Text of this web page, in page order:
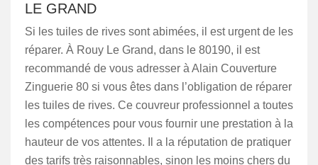
LE GRAND
Si les tuiles de rives sont abimées, il est urgent de les
réparer. À Rouy Le Grand, dans le 80190, il est
recommandé de vous adresser à Alain Couverture
Zinguerie 80 si vous êtes dans l’obligation de réparer
les tuiles de rives. Ce couvreur professionnel a toutes
les compétences pour vous fournir une prestation à la
hauteur de vos attentes. Il a la réputation de pratiquer
des tarifs très raisonnables, sinon les moins chers du